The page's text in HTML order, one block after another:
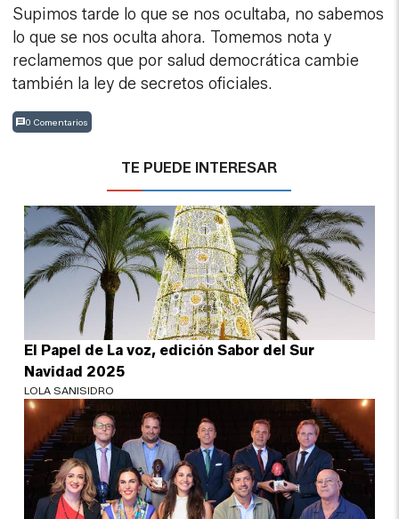
Supimos tarde lo que se nos ocultaba, no sabemos
lo que se nos oculta ahora. Tomemos nota y
reclamemos que por salud democrática cambie
también la ley de secretos oficiales.
0 Comentarios
TE PUEDE INTERESAR
El Papel de La voz, edición Sabor del Sur
Navidad 2025
LOLA SANISIDRO